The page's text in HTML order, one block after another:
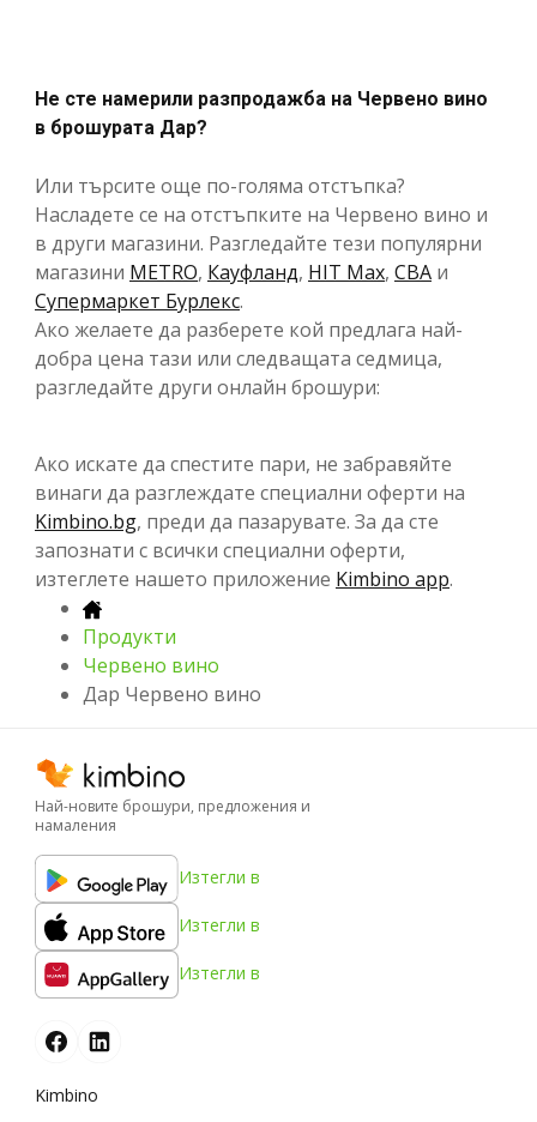
Не сте намерили разпродажба на Червено вино
в брошурата Дар?
Или търсите още по-голяма отстъпка?
Насладете се на отстъпките на Червено вино и
в други магазини. Разгледайте тези популярни
магазини METRO, Кауфланд, HIT Max, CBA и
Супермаркет Бурлекс.
Ако желаете да разберете кой предлага най-
добра цена тази или следващата седмица,
разгледайте други онлайн брошури:
Ако искате да спестите пари, не забравяйте
винаги да разглеждате специални оферти на
Kimbino.bg, преди да пазарувате. За да сте
запознати с всички специални оферти,
изтеглете нашето приложение Kimbino app.
Продукти
Червено вино
Дар Червено вино
Най-новите брошури, предложения и
намаления
Изтегли в
Изтегли в
Изтегли в
Kimbino